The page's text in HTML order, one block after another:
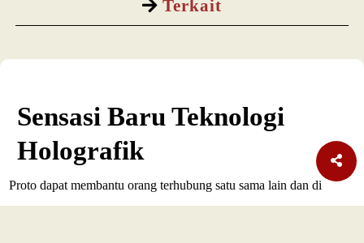
Terkait
Sensasi Baru Teknologi
Holografik
Proto dapat membantu orang terhubung satu sama lain dan di